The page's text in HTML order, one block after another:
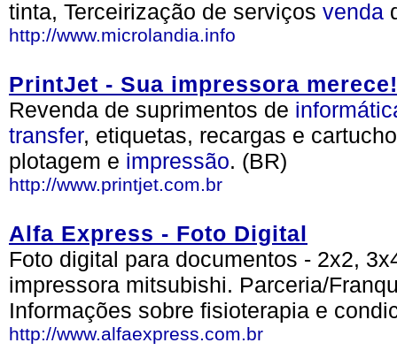
tinta, Terceirização de serviços venda
http://www.microlandia.info
PrintJet - Sua impressora
Revenda de suprimentos de
transfer, etiquetas, recargas e
plotagem e impressão. (BR)
http://www.printjet.com.br
Alfa Express - Foto Digital
Foto digital para documentos - 2x2,
impressora mitsubishi. Parceria/
Informações sobre fisioterapia e
http://www.alfaexpress.com.br